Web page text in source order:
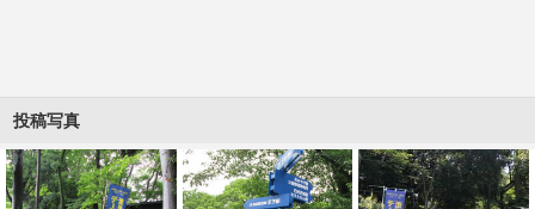
投稿写真